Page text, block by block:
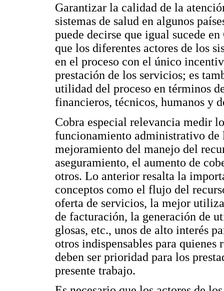
Garantizar la calidad de la
sistemas de salud en algunos
puede decirse que igual sucede
que los diferentes actores de los
en el proceso con el único
prestación de los servicios; es
utilidad del proceso en términos
financieros, técnicos, humanos y
Cobra especial relevancia medir
funcionamiento administrativo de
mejoramiento del manejo del
aseguramiento, el aumento de
otros. Lo anterior resalta la
conceptos como el flujo del
oferta de servicios, la mejor
de facturación, la generación de
glosas, etc., unos de alto interés
otros indispensables para
deben ser prioridad para los
presente trabajo.